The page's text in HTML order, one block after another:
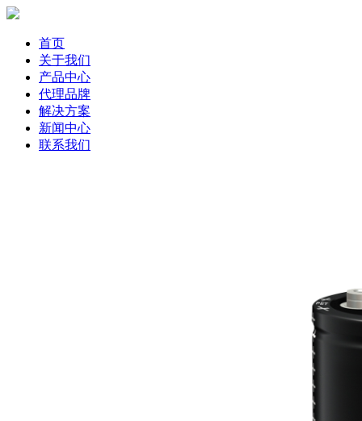
首页
关于我们
产品中心
代理品牌
解决方案
新闻中心
联系我们